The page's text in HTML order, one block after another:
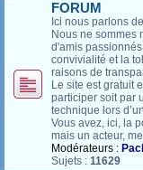
FORUM
Ici nous parlons
Nous ne sommes
d'amis
convivialité et la
raisons de
Le site est gratuit
participer soit par
technique lors
Vous avez, ici, la
mais un acteur,
Modérateurs :
Sujets : 11629